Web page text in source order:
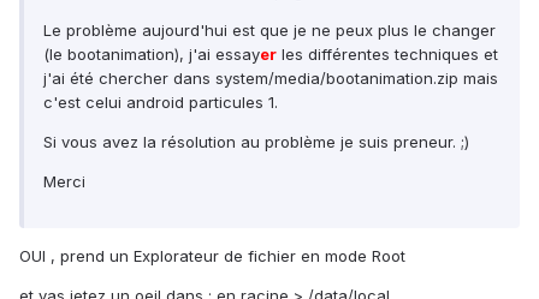
Le problème aujourd'hui est que je ne peux plus le changer
(le bootanimation), j'ai essayer les différentes techniques et
j'ai été chercher dans system/media/bootanimation.zip mais
c'est celui android particules 1.
Si vous avez la résolution au problème je suis preneur. ;)
Merci
OUI , prend un Explorateur de fichier en mode Root